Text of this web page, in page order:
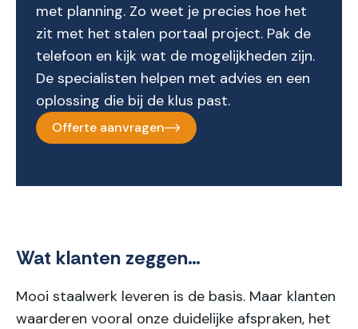
met planning. Zo weet je precies hoe het
zit met het stalen portaal project. Pak de
telefoon en kijk wat de mogelijkheden zijn.
De specialisten helpen met advies en een
oplossing die bij de klus past.
Offerte aanvragen
Wat klanten zeggen…
Mooi staalwerk leveren is de basis. Maar klanten
waarderen vooral onze duidelijke afspraken, het